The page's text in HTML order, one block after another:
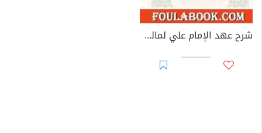
شرح عهد الإمام علي لمالك الأشتر